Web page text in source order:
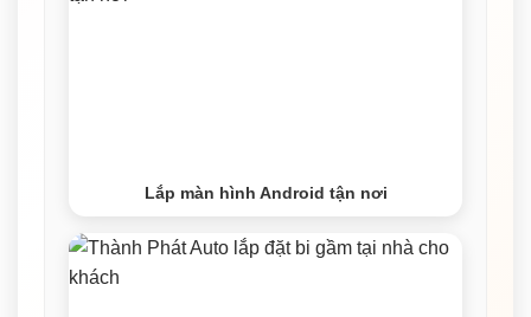
Lắp màn hình Android tận nơi